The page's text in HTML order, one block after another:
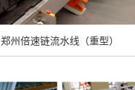
郑州倍速链流水线（重型）